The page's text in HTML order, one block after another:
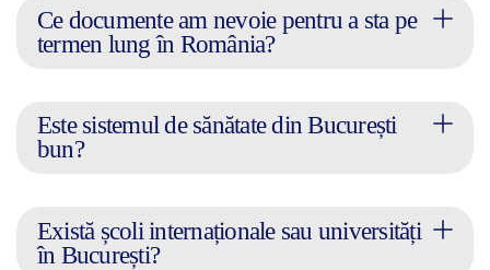
Ce documente am nevoie pentru a sta pe
termen lung în România?
Este sistemul de sănătate din București
bun?
Există școli internaționale sau universități
în București?